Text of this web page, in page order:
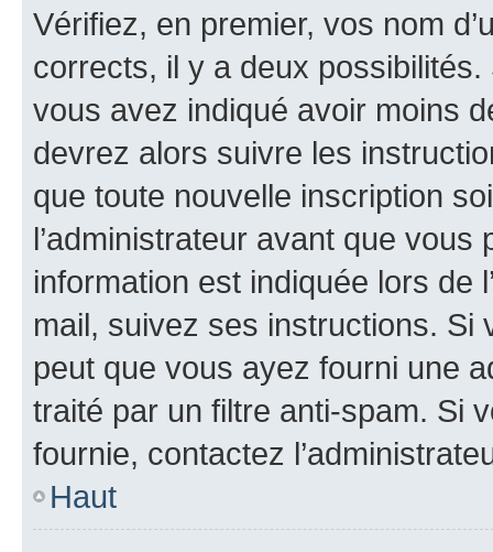
Vérifiez, en premier, vos nom
corrects, il y a deux
vous avez indiqué avoir moins
devrez alors suivre les
que toute nouvelle inscription
l’administrateur avant que
information est indiquée lors de
mail, suivez ses instructions. Si
peut que vous ayez fourni une
traité par un filtre anti-spam. Si
fournie, contactez
Haut